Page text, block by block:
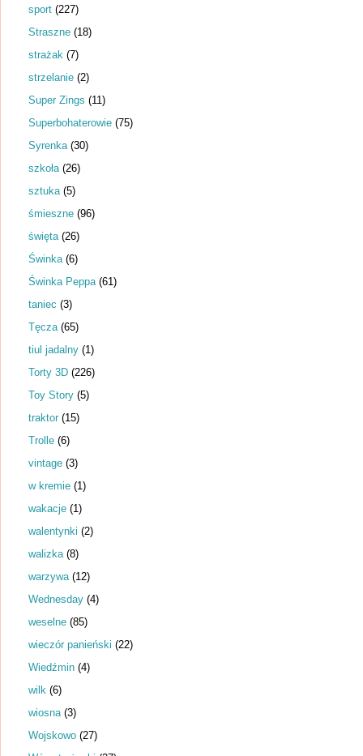
sport (227)
Straszne (18)
strażak (7)
strzelanie (2)
Super Zings (11)
Superbohaterowie (75)
Syrenka (30)
szkoła (26)
sztuka (5)
śmieszne (96)
święta (26)
Świnka (6)
Świnka Peppa (61)
taniec (3)
Tęcza (65)
tiul jadalny (1)
Torty 3D (226)
Toy Story (5)
traktor (15)
Trolle (6)
vintage (3)
w kremie (1)
wakacje (1)
walentynki (2)
walizka (8)
warzywa (12)
Wednesday (4)
weselne (85)
wieczór panieński (22)
Wiedźmin (4)
wilk (6)
wiosna (3)
Wojskowo (27)